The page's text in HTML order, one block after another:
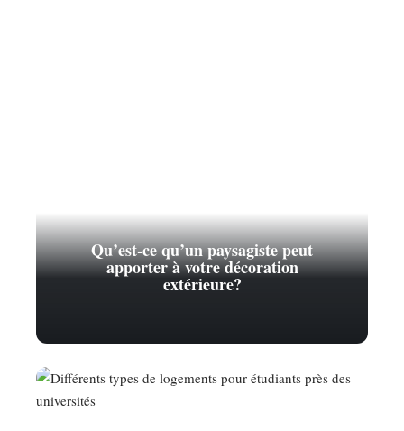
Qu’est-ce qu’un paysagiste peut
apporter à votre décoration
extérieure?